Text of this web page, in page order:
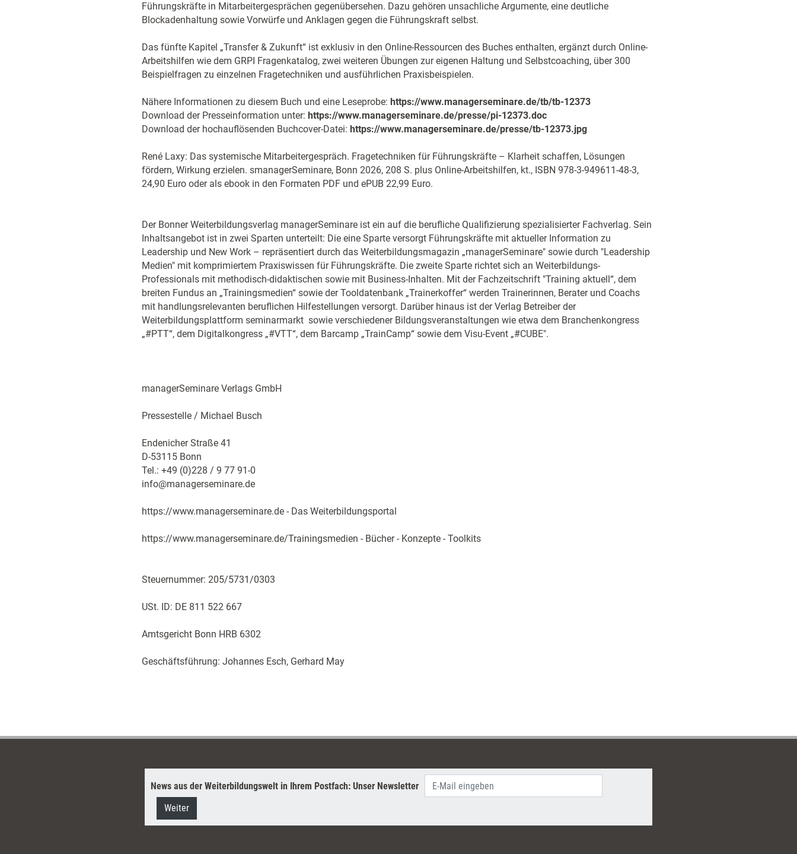
Führungskräfte in Mitarbeitergesprächen gegenübersehen. Dazu gehören unsachliche Argumente, eine deutliche
Blockadenhaltung sowie Vorwürfe und Anklagen gegen die Führungskraft selbst.
Das fünfte Kapitel „Transfer & Zukunft“ ist exklusiv in den Online-Ressourcen des Buches enthalten, ergänzt durch Online-
Arbeitshilfen wie dem GRPI Fragenkatalog, zwei weiteren Übungen zur eigenen Haltung und Selbstcoaching, über 300
Beispielfragen zu einzelnen Fragetechniken und ausführlichen Praxisbeispielen.
Nähere Informationen zu diesem Buch und eine Leseprobe: https://www.managerseminare.de/tb/tb-12373
Download der Presseinformation unter: https://www.managerseminare.de/presse/pi-12373.doc
Download der hochauflösenden Buchcover-Datei: https://www.managerseminare.de/presse/tb-12373.jpg
René Laxy: Das systemische Mitarbeitergespräch. Fragetechniken für Führungskräfte – Klarheit schaffen, Lösungen
fördern, Wirkung erzielen. smanagerSeminare, Bonn 2026, 208 S. plus Online-Arbeitshilfen, kt., ISBN 978-3-949611-48-3,
24,90 Euro oder als ebook in den Formaten PDF und ePUB 22,99 Euro.
Der Bonner Weiterbildungsverlag managerSeminare ist ein auf die berufliche Qualifizierung spezialisierter Fachverlag. Sein
Inhaltsangebot ist in zwei Sparten unterteilt: Die eine Sparte versorgt Führungskräfte mit aktueller Information zu
Leadership und New Work – repräsentiert durch das Weiterbildungsmagazin „managerSeminare" sowie durch "Leadership
Medien" mit komprimiertem Praxiswissen für Führungskräfte. Die zweite Sparte richtet sich an Weiterbildungs-
Professionals mit methodisch-didaktischen sowie mit Business-Inhalten. Mit der Fachzeitschrift "Training aktuell“, dem
breiten Fundus an „Trainingsmedien“ sowie der Tooldatenbank „Trainerkoffer“ werden Trainerinnen, Berater und Coachs
mit handlungsrelevanten beruflichen Hilfestellungen versorgt. Darüber hinaus ist der Verlag Betreiber der
Weiterbildungsplattform seminarmarkt sowie verschiedener Bildungsveranstaltungen wie etwa dem Branchenkongress
„#PTT“, dem Digitalkongress „#VTT“, dem Barcamp „TrainCamp“ sowie dem Visu-Event „#CUBE".
managerSeminare Verlags GmbH
Pressestelle / Michael Busch
Endenicher Straße 41
D-53115 Bonn
Tel.: +49 (0)228 / 9 77 91-0
info@managerseminare.de
https://www.managerseminare.de - Das Weiterbildungsportal
https://www.managerseminare.de/Trainingsmedien - Bücher - Konzepte - Toolkits
Steuernummer: 205/5731/0303
USt. ID: DE 811 522 667
Amtsgericht Bonn HRB 6302
Geschäftsführung: Johannes Esch, Gerhard May
News aus der Weiterbildungswelt in Ihrem Postfach: Unser Newsletter
Weiter